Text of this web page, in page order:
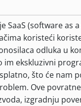
SaaS (software as
koristeći
odluka u
im ekskluzivni
što će nam
Ove
izgradnju